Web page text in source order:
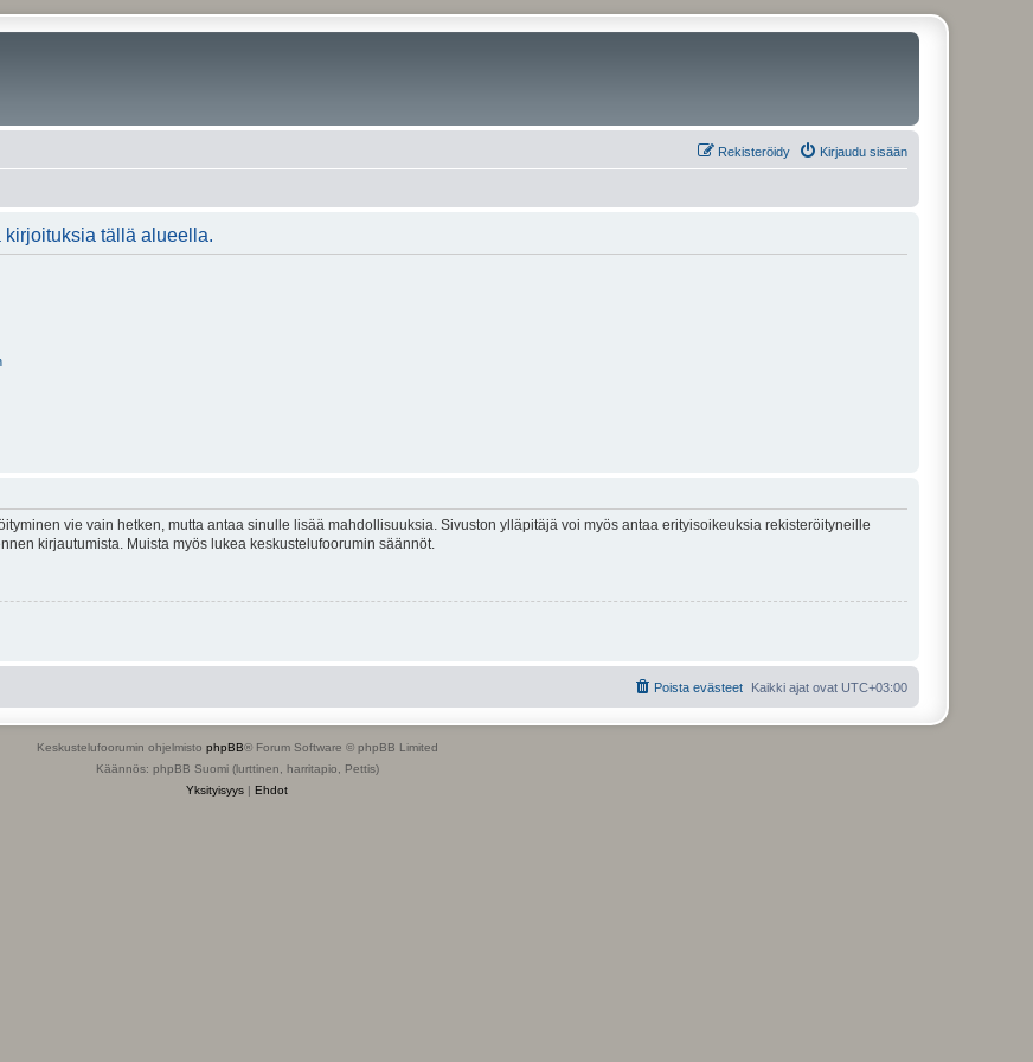
Kirjaudu sisään
Rekisteröidy
tällä alueella.
vie vain hetken, mutta antaa sinulle lisää mahdollisuuksia. Sivuston ylläpitäjä voi myös antaa erityisoikeuksia rekisteröityneille
kirjautumista. Muista myös lukea keskustelufoorumin säännöt.
Kaikki ajat ovat UTC+03:00
Poista evästeet
Keskustelufoorumin ohjelmisto phpBB® Forum Software © phpBB Limited
Käännös: phpBB Suomi (lurttinen, harritapio, Pettis)
Yksityisyys | Ehdot